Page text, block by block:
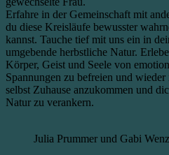
Erfahre in der Gemeinschaft mit
du diese Kreisläufe bewusster
kannst. Tauche tief mit uns ein in
umgebende herbstliche Natur.
Körper, Geist und Seele von
Spannungen zu befreien und
selbst Zuhause anzukommen und
Natur zu verankern.
Julia Prummer und Gabi Wenz